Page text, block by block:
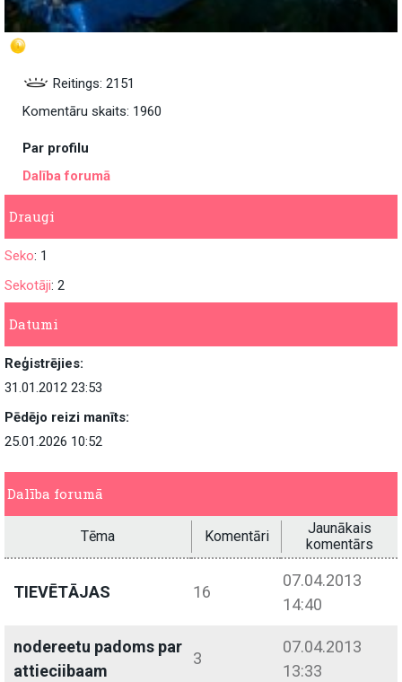
Reitings: 2151
Komentāru skaits: 1960
Par profilu
Dalība forumā
Draugi
Seko: 1
Sekotāji: 2
Datumi
Reģistrējies:
31.01.2012 23:53
Pēdējo reizi manīts:
25.01.2026 10:52
Dalība forumā
Tēma Komentāri
Jaunākais
komentārs
TIEVĒTĀJAS 16
07.04.2013
14:40
nodereetu padoms par
attieciibaam
3
07.04.2013
13:33